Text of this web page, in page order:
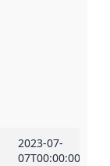
2023-07-
07T00:00:00Z